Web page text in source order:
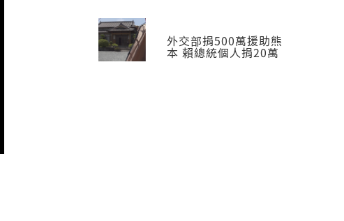
外交部捐500萬援助熊
本 賴總統個人捐20萬